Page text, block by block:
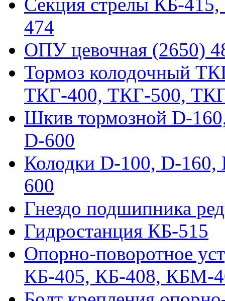
474
ОПУ цевочная (2650)
Тормоз колодочный
ТКГ-400, ТКГ-500,
Шкив тормозной D-
D-600
Колодки D-100, D-
600
Гнездо подшипника
Гидростанция КБ-515
Опорно-поворотное
КБ-405, КБ-408, КБМ-